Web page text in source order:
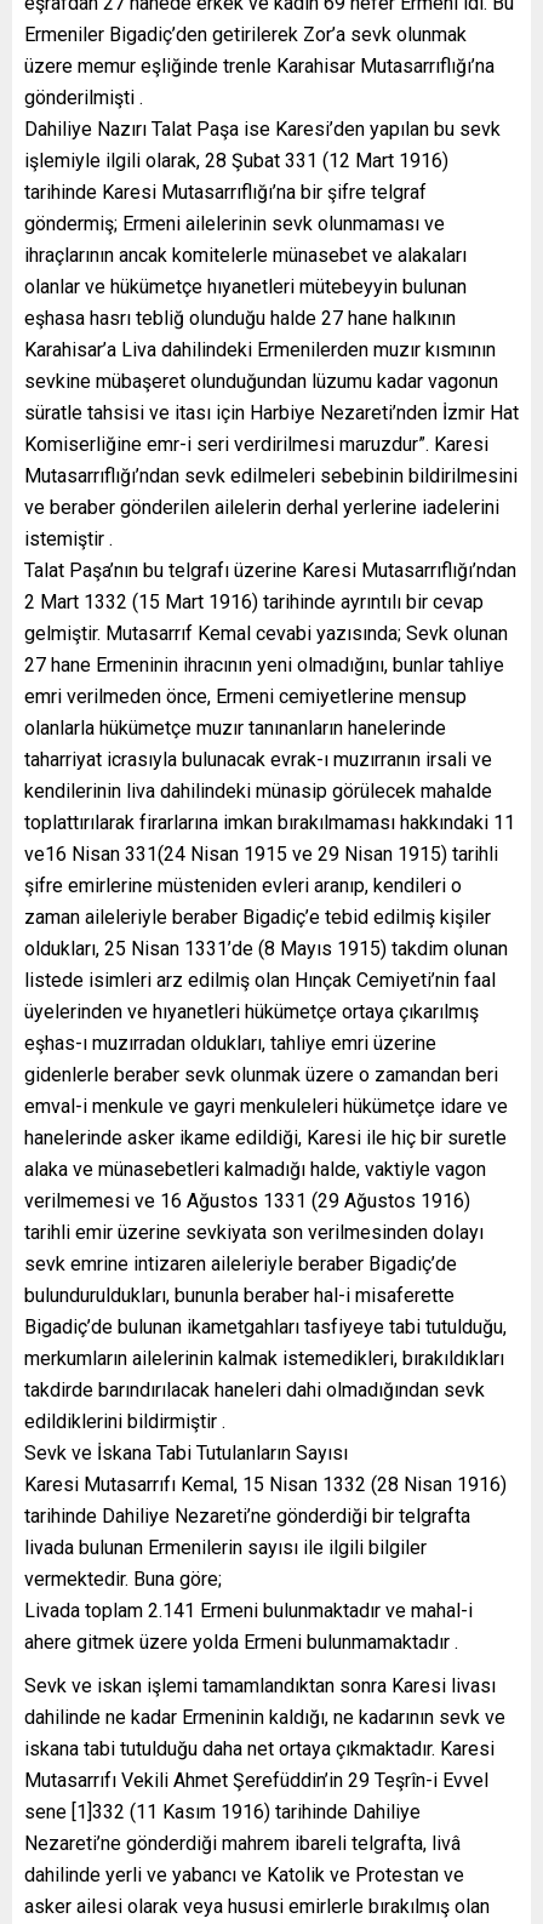
Ermeniler Bigadiç’den getirilerek Zor’a sevk olunmak
üzere memur eşliğinde trenle Karahisar Mutasarrıflığı’na
gönderilmişti .
Dahiliye Nazırı Talat Paşa ise Karesi’den yapılan bu sevk
işlemiyle ilgili olarak, 28 Şubat 331 (12 Mart 1916)
tarihinde Karesi Mutasarrıflığı’na bir şifre telgraf
göndermiş; Ermeni ailelerinin sevk olunmaması ve
ihraçlarının ancak komitelerle münasebet ve alakaları
olanlar ve hükümetçe hıyanetleri mütebeyyin bulunan
eşhasa hasrı tebliğ olunduğu halde 27 hane halkının
Karahisar’a Liva dahilindeki Ermenilerden muzır kısmının
sevkine mübaşeret olunduğundan lüzumu kadar vagonun
süratle tahsisi ve itası için Harbiye Nezareti’nden İzmir Hat
Komiserliğine emr-i seri verdirilmesi maruzdur”. Karesi
Mutasarrıflığı’ndan sevk edilmeleri sebebinin bildirilmesini
ve beraber gönderilen ailelerin derhal yerlerine iadelerini
istemiştir .
Talat Paşa’nın bu telgrafı üzerine Karesi Mutasarrıflığı’ndan
2 Mart 1332 (15 Mart 1916) tarihinde ayrıntılı bir cevap
gelmiştir. Mutasarrıf Kemal cevabi yazısında; Sevk olunan
27 hane Ermeninin ihracının yeni olmadığını, bunlar tahliye
emri verilmeden önce, Ermeni cemiyetlerine mensup
olanlarla hükümetçe muzır tanınanların hanelerinde
taharriyat icrasıyla bulunacak evrak-ı muzırranın irsali ve
kendilerinin liva dahilindeki münasip görülecek mahalde
toplattırılarak firarlarına imkan bırakılmaması hakkındaki 11
ve16 Nisan 331(24 Nisan 1915 ve 29 Nisan 1915) tarihli
şifre emirlerine müsteniden evleri aranıp, kendileri o
zaman aileleriyle beraber Bigadiç’e tebid edilmiş kişiler
oldukları, 25 Nisan 1331’de (8 Mayıs 1915) takdim olunan
listede isimleri arz edilmiş olan Hınçak Cemiyeti’nin faal
üyelerinden ve hıyanetleri hükümetçe ortaya çıkarılmış
eşhas-ı muzırradan oldukları, tahliye emri üzerine
gidenlerle beraber sevk olunmak üzere o zamandan beri
emval-i menkule ve gayri menkuleleri hükümetçe idare ve
hanelerinde asker ikame edildiği, Karesi ile hiç bir suretle
alaka ve münasebetleri kalmadığı halde, vaktiyle vagon
verilmemesi ve 16 Ağustos 1331 (29 Ağustos 1916)
tarihli emir üzerine sevkiyata son verilmesinden dolayı
sevk emrine intizaren aileleriyle beraber Bigadiç’de
bulunduruldukları, bununla beraber hal-i misaferette
Bigadiç’de bulunan ikametgahları tasfiyeye tabi tutulduğu,
merkumların ailelerinin kalmak istemedikleri, bırakıldıkları
takdirde barındırılacak haneleri dahi olmadığından sevk
edildiklerini bildirmiştir .
Sevk ve İskana Tabi Tutulanların Sayısı
Karesi Mutasarrıfı Kemal, 15 Nisan 1332 (28 Nisan 1916)
tarihinde Dahiliye Nezareti’ne gönderdiği bir telgrafta
livada bulunan Ermenilerin sayısı ile ilgili bilgiler
vermektedir. Buna göre;
Livada toplam 2.141 Ermeni bulunmaktadır ve mahal-i
ahere gitmek üzere yolda Ermeni bulunmamaktadır .
Sevk ve iskan işlemi tamamlandıktan sonra Karesi livası
dahilinde ne kadar Ermeninin kaldığı, ne kadarının sevk ve
iskana tabi tutulduğu daha net ortaya çıkmaktadır. Karesi
Mutasarrıfı Vekili Ahmet Şerefüddin’in 29 Teşrîn-i Evvel
sene [1]332 (11 Kasım 1916) tarihinde Dahiliye
Nezareti’ne gönderdiği mahrem ibareli telgrafta, livâ
dahilinde yerli ve yabancı ve Katolik ve Protestan ve
asker ailesi olarak veya hususi emirlerle bırakılmış olan